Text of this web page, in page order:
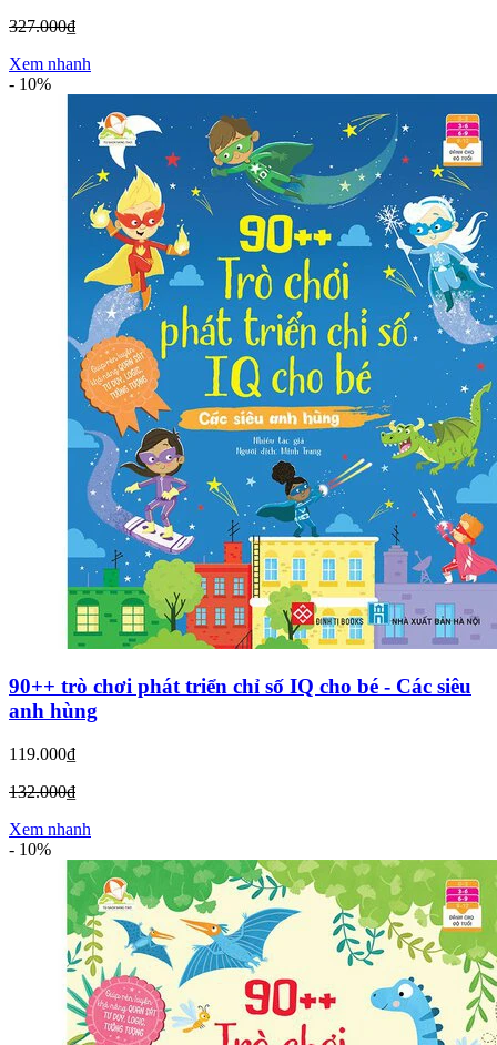
327.000₫
Xem nhanh
- 10%
90++ trò chơi phát triển chỉ số IQ cho bé - Các siêu
anh hùng
119.000₫
132.000₫
Xem nhanh
- 10%